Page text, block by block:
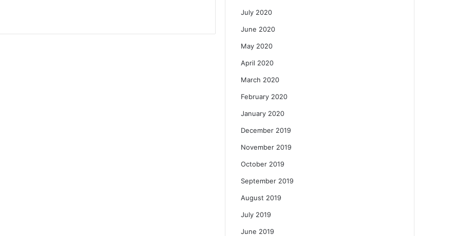
July 2020
June 2020
May 2020
April 2020
March 2020
February 2020
January 2020
December 2019
November 2019
October 2019
September 2019
August 2019
July 2019
June 2019